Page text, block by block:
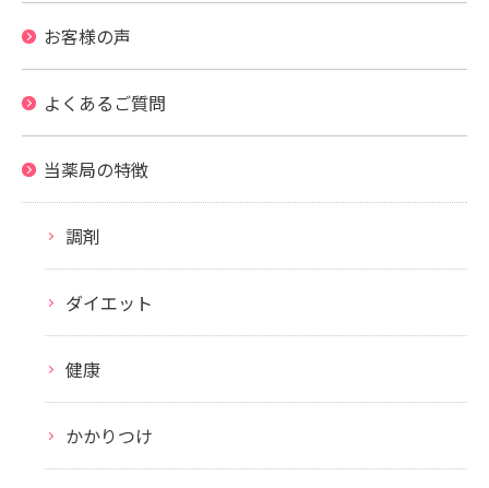
お客様の声
よくあるご質問
当薬局の特徴
調剤
ダイエット
健康
かかりつけ